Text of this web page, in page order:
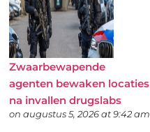
Zwaarbewapende
agenten bewaken locaties
na invallen drugslabs
on augustus 5, 2026 at 9:42 am